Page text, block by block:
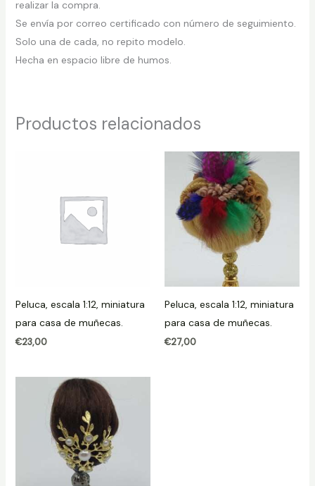
realizar la compra.
Se envía por correo certificado con número de seguimiento.
Solo una de cada, no repito modelo.
Hecha en espacio libre de humos.
Productos relacionados
Peluca, escala 1:12, miniatura
para casa de muñecas.
€23,00
Peluca, escala 1:12, miniatura
para casa de muñecas.
€27,00